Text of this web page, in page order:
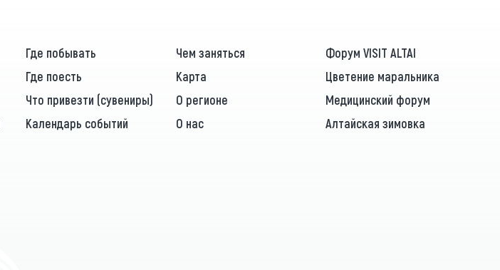
Где побывать Чем заняться
Форум VISIT ALTAI
Где поесть Карта
Цветение маральника
Что привезти (сувениры) О регионе
Медицинский форум
Календарь событий О нас Алтайская зимовка